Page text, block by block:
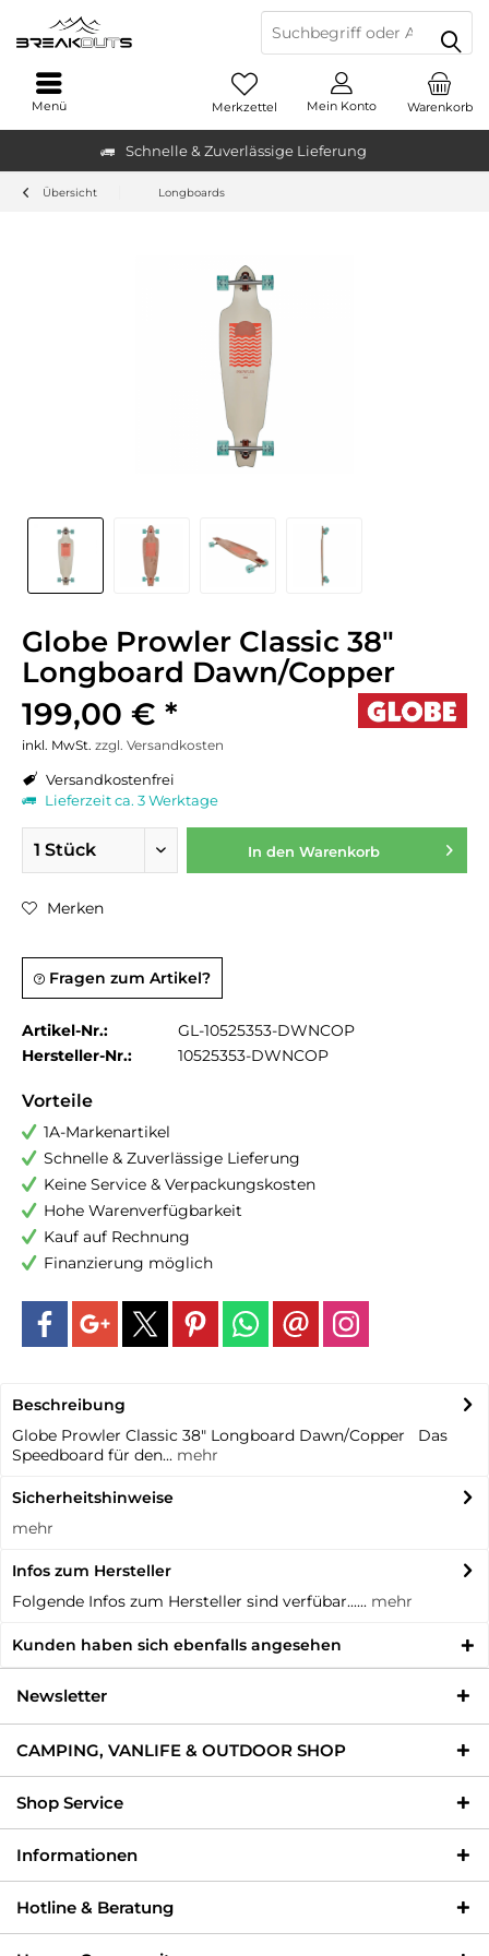
Schnelle & Zuverlässige Lieferung
Warenkorb
Merkzettel Mein Konto
Menü
Übersicht Longboards
Globe Prowler Classic 38"
Longboard Dawn/Copper
199,00 € *
inkl. MwSt. zzgl. Versandkosten
Versandkostenfrei
Lieferzeit ca. 3 Werktage
In den Warenkorb
Merken
Fragen zum Artikel?
Artikel-Nr.:
GL-10525353-DWNCOP
Hersteller-Nr.:
10525353-DWNCOP
Vorteile
1A-Markenartikel
Schnelle & Zuverlässige Lieferung
Keine Service & Verpackungskosten
Hohe Warenverfügbarkeit
Kauf auf Rechnung
Finanzierung möglich
Beschreibung
Globe Prowler Classic 38" Longboard Dawn/Copper Das
Speedboard für den... mehr
Sicherheitshinweise
mehr
Infos zum Hersteller
Folgende Infos zum Hersteller sind verfübar...... mehr
Kunden haben sich ebenfalls angesehen
Newsletter
CAMPING, VANLIFE & OUTDOOR SHOP
Shop Service
Informationen
Hotline & Beratung